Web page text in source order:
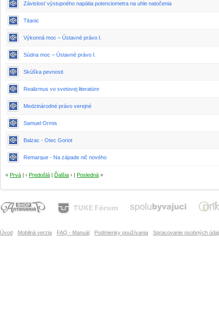
Závislosť výstupného napätia potenciometra na uhle natočenia
Titanic
Výkonná moc – Ústavné právo I.
Súdna moc – Ústavné právo I.
Skúška pevnosti
Realizmus vo svetovej literatúre
Medzinárodné právo verejné
Samuel Ormis
Balzac - Otec Goriot
Remarque - Na západe nič nového
« Prvá | ‹ Predošlá | Ďalšia › | Posledná »
Úvod Mobilná verzia FAQ - Manuál Podmienky používania Spracovanie osobných